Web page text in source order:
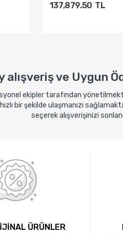
137,879.50 TL
alışveriş ve Uygun
ekipler tarafından
bir şekilde ulaşmanızı
seçerek alışverişinizi
ÜRÜNLER